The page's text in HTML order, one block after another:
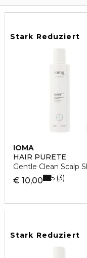
Stark Reduziert
IOMA
HAIR PURETE
Gentle Clean Scalp
€ 10,00 5 3
Stark Reduziert